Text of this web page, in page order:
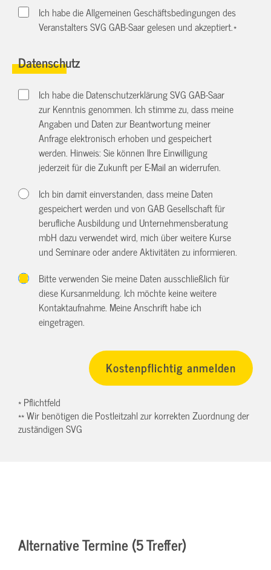
Ich habe die Allgemeinen Geschäftsbedingungen des
Veranstalters SVG GAB-Saar gelesen und akzeptiert.*
Datenschutz
Ich habe die Datenschutzerklärung SVG GAB-Saar
zur Kenntnis genommen. Ich stimme zu, dass meine
Angaben und Daten zur Beantwortung meiner
Anfrage elektronisch erhoben und gespeichert
werden. Hinweis: Sie können Ihre Einwilligung
jederzeit für die Zukunft per E-Mail anwiderrufen.
Ich bin damit einverstanden, dass meine Daten
gespeichert werden und von GAB Gesellschaft für
berufliche Ausbildung und Unternehmensberatung
mbH dazu verwendet wird, mich über weitere Kurse
und Seminare oder andere Aktivitäten zu informieren.
Bitte verwenden Sie meine Daten ausschließlich für
diese Kursanmeldung. Ich möchte keine weitere
Kontaktaufnahme. Meine Anschrift habe ich
eingetragen.
* Pflichtfeld
** Wir benötigen die Postleitzahl zur korrekten Zuordnung der
zuständigen SVG
Alternative Termine (5 Treffer)